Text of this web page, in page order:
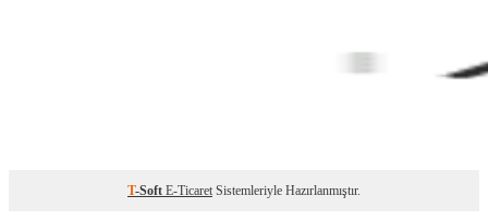
T-Soft E-Ticaret Sistemleriyle Hazırlanmıştır.